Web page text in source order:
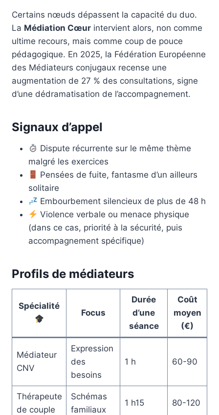
Certains nœuds dépassent la capacité du duo.
La Médiation Cœur intervient alors, non comme
ultime recours, mais comme coup de pouce
pédagogique. En 2025, la Fédération Européenne
des Médiateurs conjugaux recense une
augmentation de 27 % des consultations, signe
d’une dédramatisation de l’accompagnement.
Signaux d’appel
Dispute récurrente sur le même thème
malgré les exercices
Pensées de fuite, fantasme d’un ailleurs
solitaire
Embourbement silencieux de plus de 48 h
Violence verbale ou menace physique
(dans ce cas, priorité à la sécurité, puis
accompagnement spécifique)
Profils de médiateurs
Spécialité
Focus
Durée
d’une
séance
Coût
moyen
(€)
Médiateur
CNV
Expression
des
besoins
1 h 60-90
Thérapeute
de couple
Schémas
familiaux
1 h15 80-120